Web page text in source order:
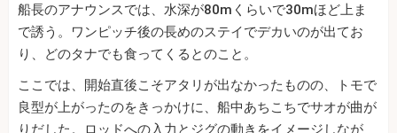
船長のアナウンスでは、水深が80mくらいで30mほど上ま
で誘う。ワンピッチ後の長めのステイでデカいのが出てお
り、どのタナでも食ってくるとのこと。
ここでは、開始直後こそアタリが出なかったものの、トモで
良型が上がったのをきっかけに、船中あちこちでサオが曲が
りだした。ロッドへの入力とジグの動きをイメージしなが